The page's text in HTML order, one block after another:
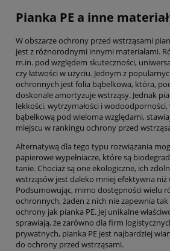
Pianka PE a inne
W obszarze ochrony przed wstrząsami
jest z różnorodnymi innymi materiałami.
m.in. pod względem skuteczności,
czy łatwości w użyciu. Jednym z
ochronnych jest folia bąbelkowa, która,
doskonale amortyzuje wstrząsy. Jednak
lekkości, wytrzymałości i
bąbelkową pod wieloma względami,
miejscu w rankingu ochrony przed
Alternatywą dla tego typu rozwiązania
papierowe wypełniacze, które są
tanie. Chociaż są one ekologiczne, ich
wstrząsów jest daleko mniej efektywna niż
Podsumowując, mimo dostępności wielu
ochronnych, żaden z nich nie zapewnia
ochrony jak pianka PE. Jej unikalne
sprawiają, że zarówno dla firm
prywatnych, pianka PE jest najbardziej
do ochrony przed wstrząsami.